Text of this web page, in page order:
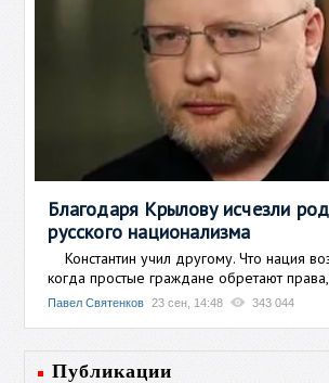
Благодаря Крылову исчезли
русского национализма
Константин учил другому. Что нация
когда простые граждане обретают
Павел Святенков 23 сен, 14:48 343 044
Публикации